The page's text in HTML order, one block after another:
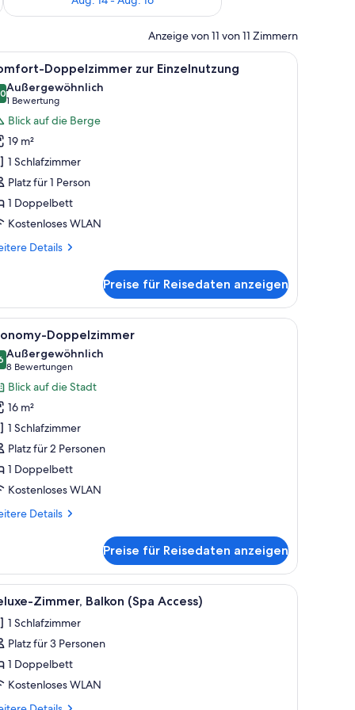
Anzeige von 11 von 11 Zimmern
mit Vorhängen.
Kleiderschrank. Ein modernes Hotelzimmer mit Bett,
10 Doppelzimmer zur Einzelnutzung
von 10
Außergewöhnlich
1 Bewertung
(1
Bewertung)
Blick auf die Berge
19 m²
1 Schlafzimmer
Platz für 1 Person
1 Doppelbett
Kostenloses WLAN
Details
Preise für Reisedaten anzeigen
Lampe und einem Helm auf einem Tisch.Ein modernes Hotelzimmer mit Bett,
11 Doppelzimmer
von 10
Außergewöhnlich
8 Bewertungen
(8
Bewertungen)
Blick auf die Stadt
16 m²
1 Schlafzimmer
Platz für 2 Personen
1 Doppelbett
Kostenloses WLAN
Details
Preise für Reisedaten anzeigen
Bett, einem integrierten Kleiderschrank, einem Nachttisch mit
Ein modernes Hotelzimmer mit einem
15 Zimmer, Balkon (Spa Access)
1 Schlafzimmer
Platz für 3 Personen
1 Doppelbett
Kostenloses WLAN